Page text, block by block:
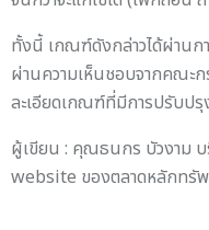
4. การทำ
Listing (มี
วันที่ 25 มี
ตลาดหลักทรัพย์ฯ เพิ่มความ